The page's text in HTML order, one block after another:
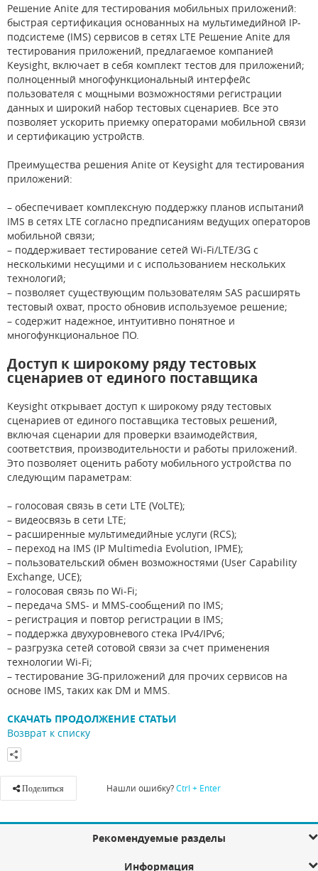
Решение Anite для тестирования мобильных приложений:
быстрая сертификация основанных на мультимедийной IP-
подсистеме (IMS) сервисов в сетях LTE Решение Anite для
тестирования приложений, предлагаемое компанией
Keysight, включает в себя комплект тестов для приложений;
полноценный многофункциональный интерфейс
пользователя с мощными возможностями регистрации
данных и широкий набор тестовых сценариев. Все это
позволяет ускорить приемку операторами мобильной связи
и сертификацию устройств.
Преимущества решения Anite от Keysight для тестирования
приложений:
– обеспечивает комплексную поддержку планов испытаний
IMS в сетях LTE согласно предписаниям ведущих операторов
мобильной связи;
– поддерживает тестирование сетей Wi-Fi/LTE/3G с
несколькими несущими и с использованием нескольких
технологий;
– позволяет существующим пользователям SAS расширять
тестовый охват, просто обновив используемое решение;
– содержит надежное, интуитивно понятное и
многофункциональное ПО.
Доступ к широкому ряду тестовых
сценариев от единого поставщика
Keysight открывает доступ к широкому ряду тестовых
сценариев от единого поставщика тестовых решений,
включая сценарии для проверки взаимодействия,
соответствия, производительности и работы приложений.
Это позволяет оценить работу мобильного устройства по
следующим параметрам:
– голосовая связь в сети LTE (VoLTE);
– видеосвязь в сети LTE;
– расширенные мультимедийные услуги (RCS);
– переход на IMS (IP Multimedia Evolution, IPME);
– пользовательский обмен возможностями (User Capability
Exchange, UCE);
– голосовая связь по Wi-Fi;
– передача SMS- и MMS-сообщений по IMS;
– регистрация и повтор регистрации в IMS;
– поддержка двухуровневого стека IPv4/IPv6;
– разгрузка сетей сотовой связи за счет применения
технологии Wi-Fi;
– тестирование 3G-приложений для прочих сервисов на
основе IMS, таких как DM и MMS.
СКАЧАТЬ ПРОДОЛЖЕНИЕ СТАТЬИ
Возврат к списку
Поделиться Нашли ошибку?Ctrl + Enter
Рекомендуемые разделы
Информация